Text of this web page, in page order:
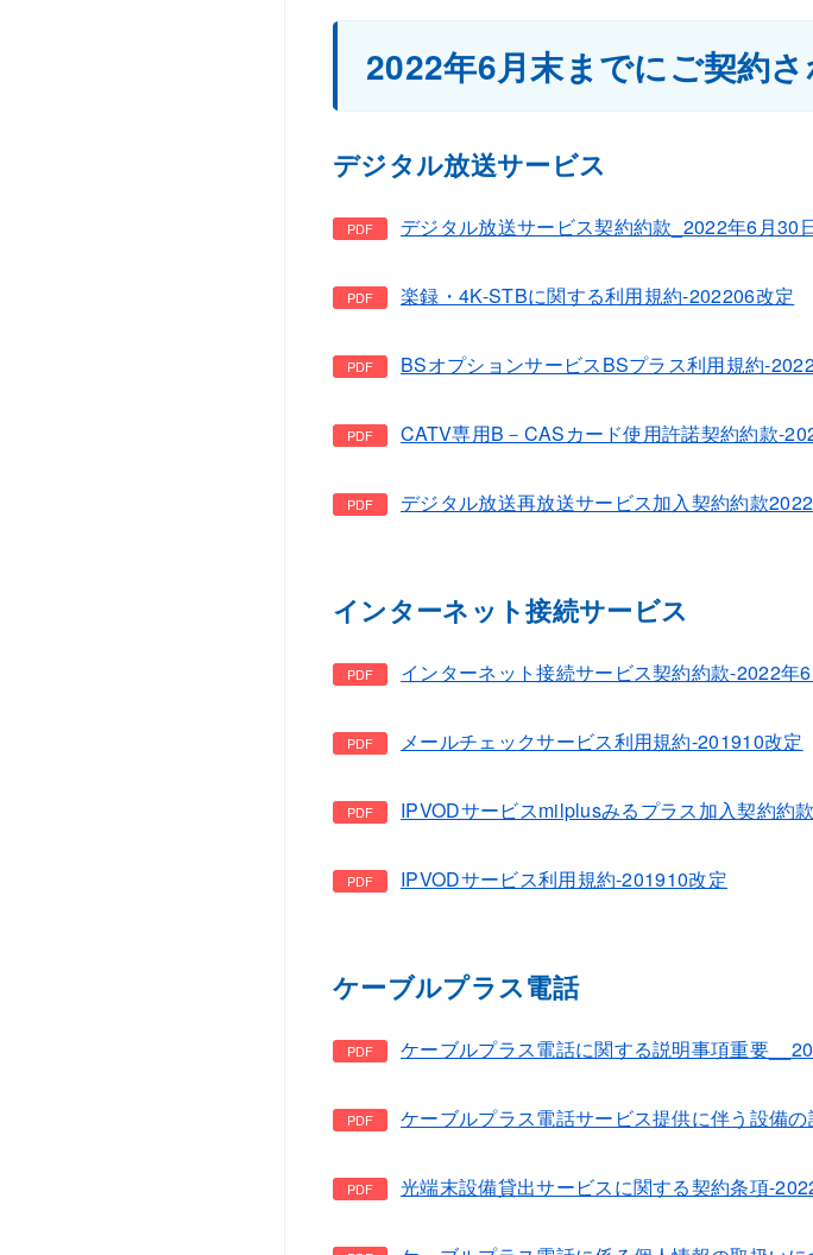
2022年6月末までにご契約
デジタル放送サービス
デジタル放送サービス契約約款_2022年6月30
楽録・4K-STBに関する利用規約-202206改定
BSオプションサービスBSプラス利用規約-
CATV専用B－CASカード使用許諾契約約款-
デジタル放送再放送サービス加入契約約款
インターネット接続サービス
インターネット接続サービス契約約款-2022
メールチェックサービス利用規約-201910改定
IPVODサービスmilplusみるプラス加入契約約
IPVODサービス利用規約-201910改定
ケーブルプラス電話
ケーブルプラス電話に関する説明事項重要
ケーブルプラス電話サービス提供に伴う設備
光端末設備貸出サービスに関する契約条項-